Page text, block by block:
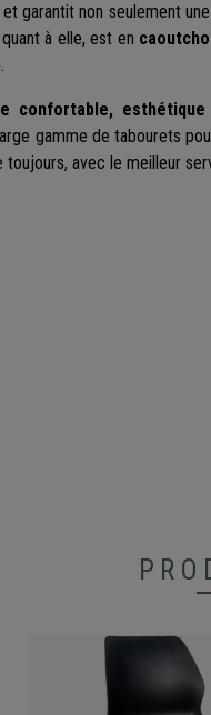
et garantit non seulement
à elle, est en
confortable,
gamme de tabourets
avec le meilleur